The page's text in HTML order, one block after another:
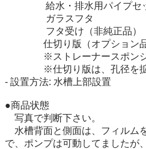
給水・排水用パイプセ
ガラスフタ
フタ受け（非純正品）
仕切り版（オプション品
※ストレーナースポン
※仕切り版は、孔径を拡
- 設置方法: 水槽上部設置
●商品状態
写真で判断下さい。
水槽背面と側面は、フィルム
で、ポンプは可動してましたが